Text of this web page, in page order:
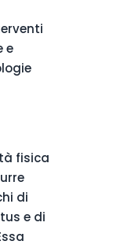
e
fisica
di
e di